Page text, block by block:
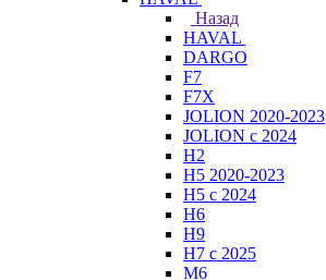
Назад
HAVAL
DARGO
F7
F7X
JOLION 2020-2023
JOLION с 2024
H2
H5 2020-2023
H5 с 2024
H6
H9
H7 с 2025
M6